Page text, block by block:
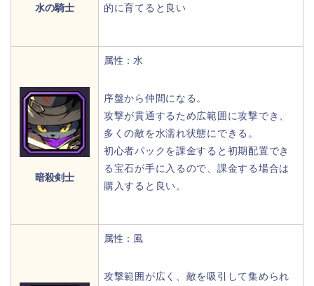
水の騎士
的に育てると良い
暗殺剣士
属性：水
序盤から仲間になる。
攻撃が貫通するため広範囲に攻撃でき、
多くの敵を水濡れ状態にできる。
初心者パックを課金すると初期配置でき
る宝石が手に入るので、課金する場合は
購入すると良い。
属性：風
攻撃範囲が広く、敵を吸引して集められ